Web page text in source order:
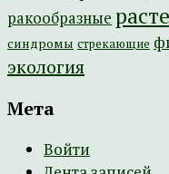
ракообразные
синдромы стрекающие
экология
Мета
Войти